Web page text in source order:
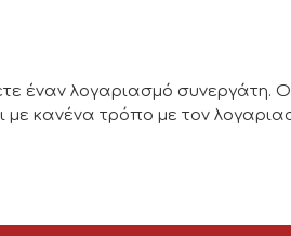
έναν λογαριασμό συνεργάτη. Ο
με κανένα τρόπο με τον